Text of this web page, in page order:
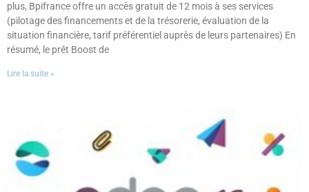
plus, Bpifrance offre un accès gratuit de 12 mois à ses services
(pilotage des financements et de la trésorerie, évaluation de la
situation financière, tarif préférentiel auprès de leurs partenaires) En
résumé, le prêt Boost de
Lire la suite »